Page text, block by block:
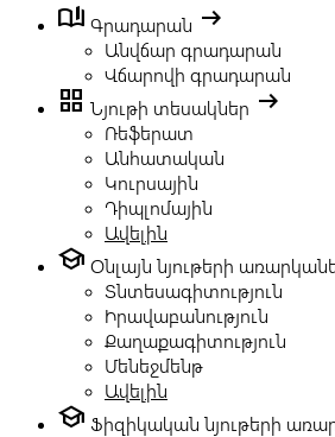
book_ribbon Գրադարան arrow_right_alt
Անվճար գրադարան
Վճարովի գրադարան
grid_view Նյութի տեսակներ arrow_right_alt
Ռեֆերատ
Անհատական
Կուրսային
Դիպլոմային
Ավելին
school Օնլայն նյութերի
Տնտեսագիտություն
Իրավաբանություն
Քաղաքագիտություն
Մենեջմենթ
Ավելին
school Ֆիզիկական նյութերի